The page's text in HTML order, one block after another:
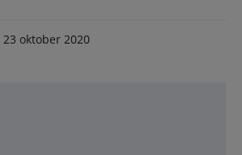
23 oktober 2020